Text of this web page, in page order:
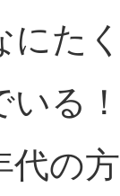
にた
いる
代の